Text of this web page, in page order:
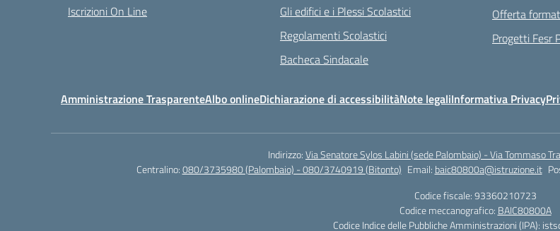
Iscrizioni On Line
Gli edifici e i Plessi Scolastici
Regolamenti Scolastici
Bacheca Sindacale
Offerta
Progetti Fesr
Amministrazione TrasparenteAlbo onlineDichiarazione di accessibilitàNote legaliInformativa Privacy
Indirizzo:Via Senatore Sylos Labini (sede Palombaio) - Via Tommaso
Centralino:080/3735980 (Palombaio) - 080/3740919 (Bitonto) Email: baic80800a@istruzione.it
Codice fiscale: 93360210723
Codice meccanografico: BAIC80800A
Codice Indice delle Pubbliche Amministrazioni (IPA):